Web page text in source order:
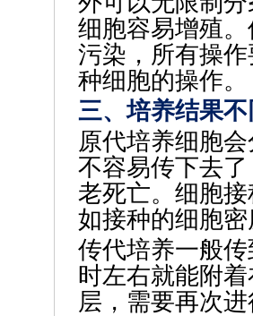
细胞容易增殖
污染，所有操
种细胞的操作。
三、培养结果不
原代培养细胞
不容易传下去
老死亡。细胞
如接种的细胞
传代培养一般传
时左右就能附
层，需要再次